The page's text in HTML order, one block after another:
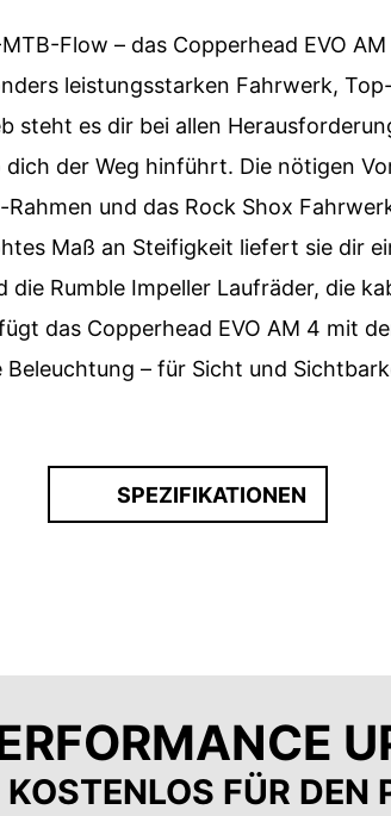
Flow – das Copperhead EVO
leistungsstarken Fahrwerk,
es dir bei allen
der Weg hinführt. Die nötigen
und das Rock Shox
Maß an Steifigkeit liefert sie dir
Rumble Impeller Laufräder, die
das Copperhead EVO AM 4 mit
– für Sicht und
SPEZIFIKATIONEN
FÜR DEN